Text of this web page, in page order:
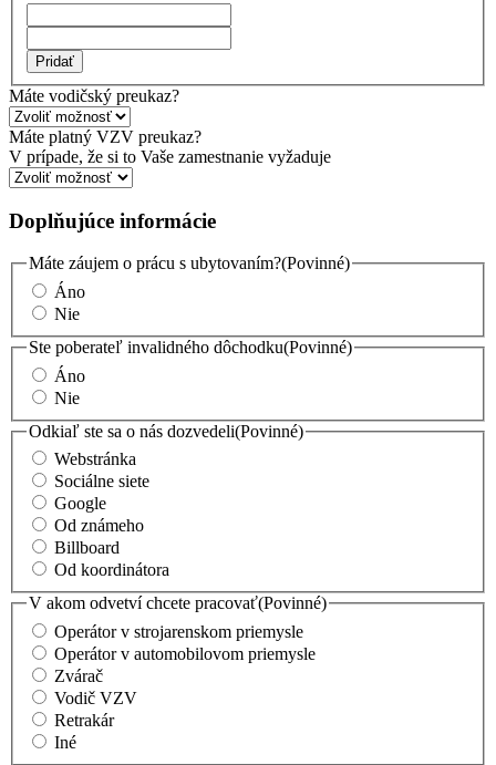
Pridať
Máte vodičský preukaz?
Máte platný VZV preukaz?
V prípade, že si to Vaše zamestnanie vyžaduje
Doplňujúce informácie
Máte záujem o prácu s ubytovaním?(Povinné)
Áno
Nie
Ste poberateľ invalidného dôchodku(Povinné)
Áno
Nie
Odkiaľ ste sa o nás dozvedeli(Povinné)
Webstránka
Sociálne siete
Google
Od známeho
Billboard
Od koordinátora
V akom odvetví chcete pracovať(Povinné)
Operátor v strojarenskom priemysle
Operátor v automobilovom priemysle
Zvárač
Vodič VZV
Retrakár
Iné